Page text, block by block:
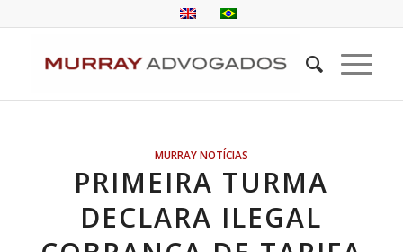
MURRAY NOTÍCIAS
PRIMEIRA TURMA
DECLARA ILEGAL